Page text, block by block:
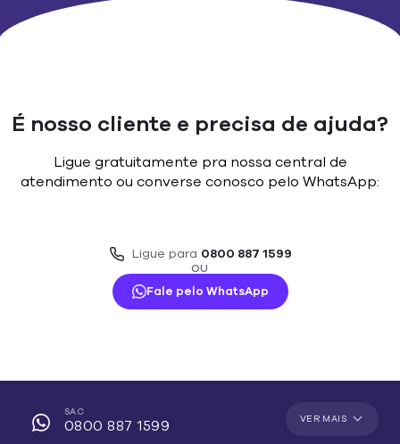
É nosso cliente e precisa de ajuda?
Ligue gratuitamente pra nossa central de
atendimento ou converse conosco pelo WhatsApp:
Ligue para 0800 887 1599
OU
Fale pelo WhatsApp
SAC
0800 887 1599 VER MAIS